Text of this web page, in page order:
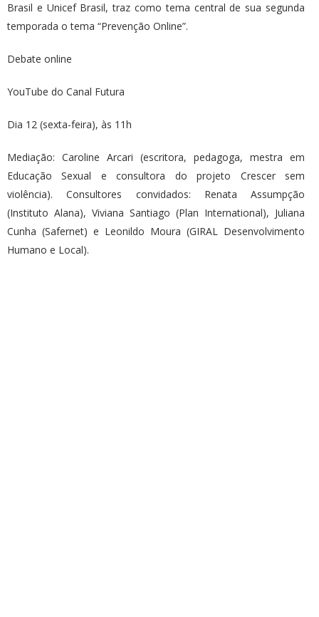
Brasil e Unicef Brasil, traz como tema central de sua segunda
temporada o tema “Prevenção Online”.
Debate online
YouTube do Canal Futura
Dia 12 (sexta-feira), às 11h
Mediação: Caroline Arcari (escritora, pedagoga, mestra em
Educação Sexual e consultora do projeto Crescer sem
violência). Consultores convidados: Renata Assumpção
(Instituto Alana), Viviana Santiago (Plan International), Juliana
Cunha (Safernet) e Leonildo Moura (GIRAL Desenvolvimento
Humano e Local).